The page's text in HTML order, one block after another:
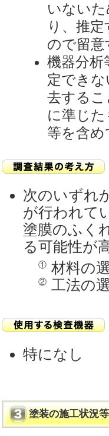
いない
り、推
ので留
機器分析
定でき
去する
に準じ
等を含
次のいずれ
が行われて
塗膜のふく
る可能性が
① 材料の
② 工法の
特になし
塗装の施工状況